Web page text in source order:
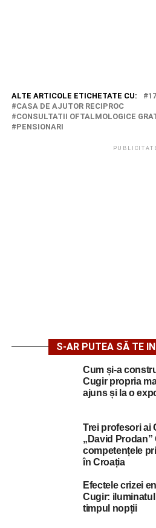
ALTE ARTICOLE ETICHETATE CU:
CASA DE AJUTOR RECIPROC
CONSULTATII OFTALMOLOGICE
PENSIONARI
S-AR PUTEA SĂ TE
Cum și-a
Cugir propria
ajuns și la o
Trei profesori ai
„David
competențele
în Croația
Efectele crizei
Cugir:
timpul nopții